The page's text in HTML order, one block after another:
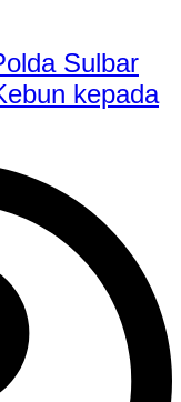
Sulbar
kepada